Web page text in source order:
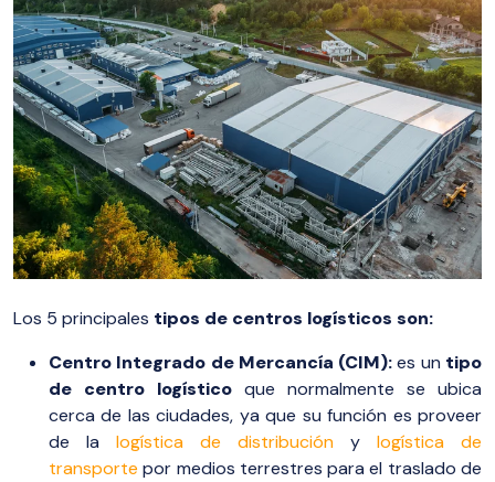
Los 5 principales tipos de centros logísticos son:
Centro Integrado de Mercancía (CIM):es un tipo
de centro logístico que normalmente se ubica
cerca de las ciudades, ya que su función es proveer
de la logística de distribución y logística de
transporte por medios terrestres para el traslado de